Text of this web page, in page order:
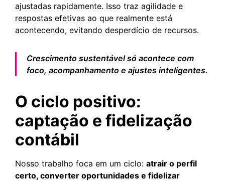
ajustadas rapidamente. Isso traz agilidade e
respostas efetivas ao que realmente está
acontecendo, evitando desperdício de recursos.
Crescimento sustentável só acontece com
foco, acompanhamento e ajustes inteligentes.
O ciclo positivo:
captação e fidelização
contábil
Nosso trabalho foca em um ciclo: atrair o perfil
certo, converter oportunidades e fidelizar